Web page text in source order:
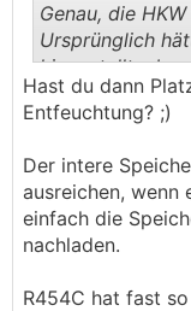
Genau, die
Ursprünglich
hingestellt,
internen aus
- Baden wird
- Duschen und
gut wie nie vor.
- Interner
weniger
Hast du dann
Entfeuchtung? ;)
Der intere
ausreichen, wenn
einfach die
nachladen.
R454C hat fast